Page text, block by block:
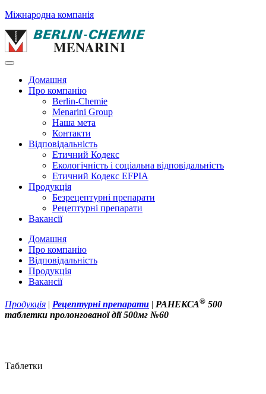
Міжнародна компанія
Домашня
Про компанію
Berlin-Chemie
Menarini Group
Наша мета
Контакти
Відповідальність
Етичний Кодекс
Екологічність і соціальна відповідальність
Етичний Кодекс EFPIA
Продукція
Безрецептурні препарати
Рецептурні препарати
Вакансії
Домашня
Про компанію
Відповідальність
Продукція
Вакансії
Продукція | Рецептурні препарати | РАНЕКСА® 500
таблетки пролонгованої дії 500мг №60
Таблетки